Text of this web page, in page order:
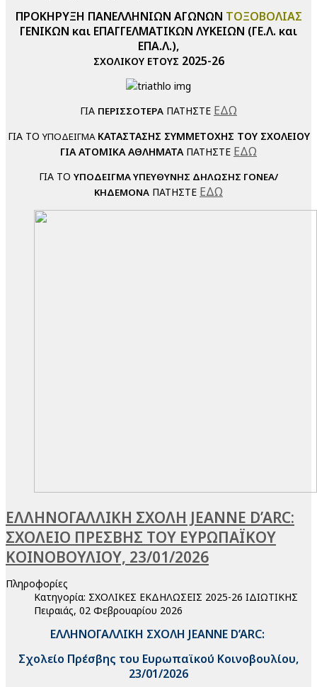
ΠΡΟΚΗΡΥΞΗ ΠΑΝΕΛΛΗΝΙΩΝ ΑΓΩΝΩΝ ΤΟΞΟΒΟΛΙΑΣ
ΓΕΝΙΚΩΝ και ΕΠΑΓΓΕΛΜΑΤΙΚΩΝ ΛΥΚΕΙΩΝ (ΓΕ.Λ. και
ΕΠΑ.Λ.),
ΣΧΟΛΙΚΟΥ ΕΤΟΥΣ 2025-26
ΓΙΑ ΠΕΡΙΣΣΟΤΕΡΑ ΠΑΤΗΣΤΕ ΕΔΩ
ΓΙΑ ΤΟΥΠΟΔΕΙΓΜΑ ΚΑΤΑΣΤΑΣΗΣ ΣΥΜΜΕΤΟΧΗΣ ΤΟΥ ΣΧΟΛΕΙΟΥ
ΓΙΑ ΑΤΟΜΙΚΑ ΑΘΛΗΜΑΤΑ ΠΑΤΗΣΤΕ ΕΔΩ
ΓΙΑ ΤΟ ΥΠΟΔΕΙΓΜΑΥΠΕΥΘΥΝΗΣ ΔΗΛΩΣΗΣ ΓΟΝΕΑ/
ΚΗΔΕΜΟΝΑ ΠΑΤΗΣΤΕ ΕΔΩ
ΕΛΛΗΝΟΓΑΛΛΙΚΗ ΣΧΟΛΗ JEANNE D’ARC:
ΣΧΟΛΕΙΟ ΠΡΕΣΒΗΣ ΤΟΥ ΕΥΡΩΠΑΪΚΟΥ
ΚΟΙΝΟΒΟΥΛΙΟΥ, 23/01/2026
Πληροφορίες
Κατηγορία: ΣΧΟΛΙΚΕΣ ΕΚΔΗΛΩΣΕΙΣ 2025-26 ΙΔΙΩΤΙΚΗΣ
Πειραιάς, 02 Φεβρουαρίου 2026
ΕΛΛΗΝΟΓΑΛΛΙΚΗ ΣΧΟΛΗ JEANNE D’ARC:
Σχολείο Πρέσβης του Ευρωπαϊκού Κοινοβουλίου,
23/01/2026